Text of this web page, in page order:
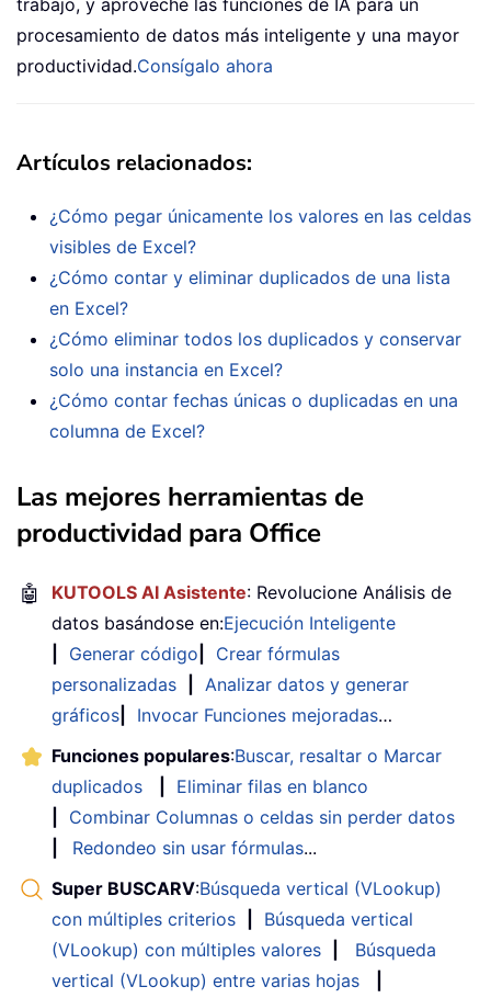
procesamiento de datos más inteligente y una mayor
productividad.Consígalo ahora
Artículos relacionados:
¿Cómo pegar únicamente los valores en las celdas
visibles de Excel?
¿Cómo contar y eliminar duplicados de una lista
en Excel?
¿Cómo eliminar todos los duplicados y conservar
solo una instancia en Excel?
¿Cómo contar fechas únicas o duplicadas en una
columna de Excel?
Las mejores herramientas de
productividad para Office
🤖 KUTOOLS AI Asistente: Revolucione Análisis de
datos basándose en:Ejecución Inteligente
Generar código
Crear fórmulas
personalizadas
Analizar datos y generar
gráficos
Invocar Funciones mejoradas…
Funciones populares:Buscar, resaltar o Marcar
duplicados
Eliminar filas en blanco
Combinar Columnas o celdas sin perder datos
Redondeo sin usar fórmulas...
Super BUSCARV:Búsqueda vertical (VLookup)
con múltiples criterios
Búsqueda vertical
(VLookup) con múltiples valores
Búsqueda
vertical (VLookup) entre varias hojas